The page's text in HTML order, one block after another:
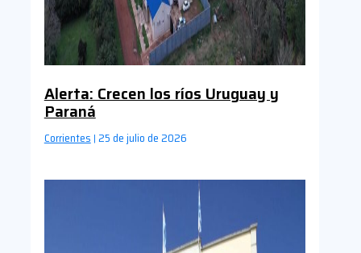
Alerta: Crecen los ríos Uruguay y
Paraná
Corrientes | 25 de julio de 2026